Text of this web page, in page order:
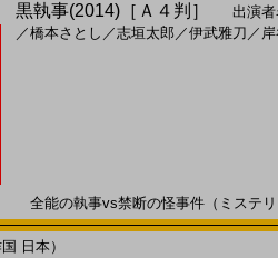
黒執事(2014)［Ａ４判］ 出演者
／橋本さとし ／志垣太郎 ／伊武雅刀 ／
全能の執事vs禁断の怪事件（ミステ
日本）